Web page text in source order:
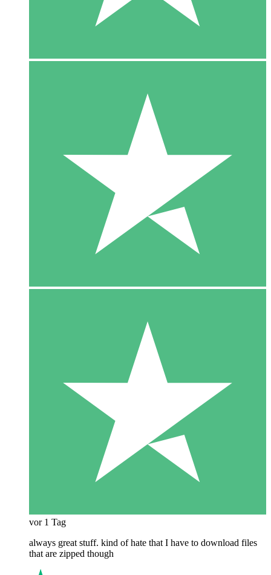
vor 1 Tag
always great stuff. kind of hate that I have to download files
that are zipped though